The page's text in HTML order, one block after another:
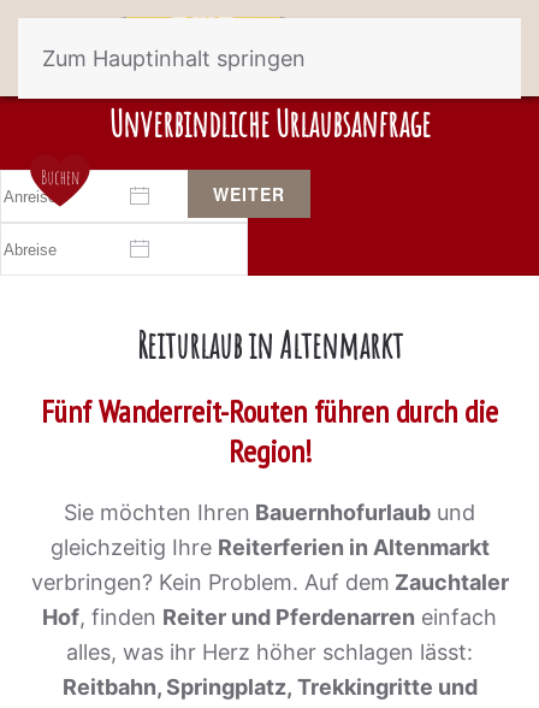
Zum Hauptinhalt springen
Unverbindliche Urlaubsanfrage
WEITER
Reiturlaub in Altenmarkt
Fünf Wanderreit-Routen führen durch die
Region!
Sie möchten Ihren Bauernhofurlaub und
gleichzeitig Ihre Reiterferien in Altenmarkt
verbringen? Kein Problem. Auf dem Zauchtaler
Hof, finden Reiter und Pferdenarren einfach
alles, was ihr Herz höher schlagen lässt:
Reitbahn, Springplatz, Trekkingritte und